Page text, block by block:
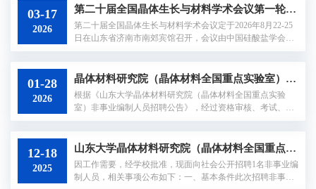
（PDF），于4月15日（周三）17:00前发送至邮箱cmskl@sd
4963联系人：赵老师邮 箱：cmskl@sdu.edu.cn网 址：https://s
klcm.sdu.edu.cn/晶体材料全国...
03-17
2026
第二十届全国晶体生长与材料学术会议第一轮通知
第二十届全国晶体生长与材料学术会议定于2026年8月22-25
日在山东省济南市南郊宾馆召开，会议由中国硅酸盐学会晶
体学会晶体应用与产业分会、中国晶体学会、南京大学、天
构研究所、中国科学院上海硅酸盐研究所、中国科学院上海
光学精密机械研究所、中国科学院理化...
01-28
2026
晶体材料研究院（晶体材料全国重点实验室）非事业编制人员拟聘用人选公示
根据《山东大学晶体材料研究院（晶体材料全国重点实验
室）非事业编制人员招聘公告》，经过资格审核、考试、体
28日-2月3日接访时间：上午9:00-11:30，下午14:30-17:00公示
aochunxiao@sdu.edu.cn晶体材料研究院（晶体材料全国重点
实验室）2026年1月28
12-18
2025
山东大学晶体材料研究院（晶体材料全国重点实验室）非事业编制人员招聘公告
因工作需要，经学校批准，现面向社会公开招聘1名非事业编
制人员，相关事项公布如下：一、基本条件此次招聘非事业